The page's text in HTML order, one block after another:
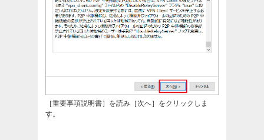
［重要事項説明書］を読み［次へ］をクリックしま
す。